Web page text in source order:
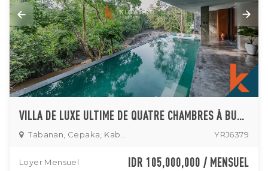
VILLA DE LUXE ULTIME DE QUATRE CHAMBRES À BUWIT
Tabanan, Cepaka, Kaba Kaba YRJ6379
Loyer Mensuel IDR 105,000,000 / MENSUEL